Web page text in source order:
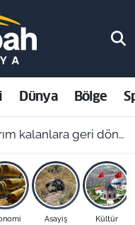
Dünya Bölge
yolu: 4 aylık başvuru süresi başladı!
Asayiş Kültür
Fikstür